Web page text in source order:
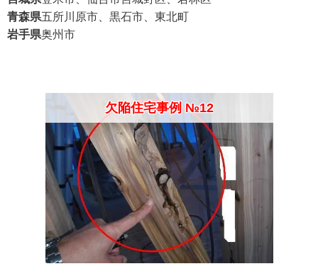
青森県五所川原市、黒石市、東北町
岩手県奥州市
欠陥住宅事例 №12